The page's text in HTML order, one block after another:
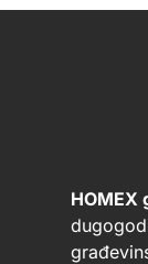
HOMEX